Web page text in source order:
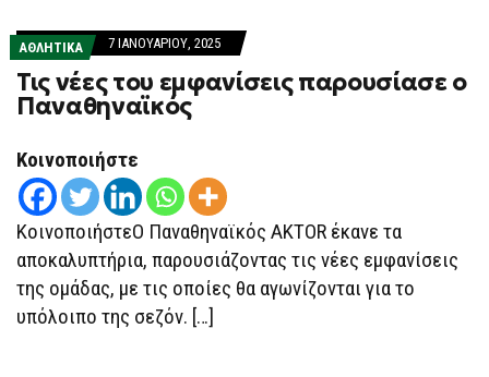
ΑΘΛΗΤΙΚΑ 7 ΙΑΝΟΥΑΡΊΟΥ, 2025
Τις νέες του εμφανίσεις παρουσίασε ο
Παναθηναϊκός
Κοινοποιήστε
ΚοινοποιήστεΟ Παναθηναϊκός AKTOR έκανε τα
αποκαλυπτήρια, παρουσιάζοντας τις νέες εμφανίσεις
της ομάδας, με τις οποίες θα αγωνίζονται για το
υπόλοιπο της σεζόν. […]